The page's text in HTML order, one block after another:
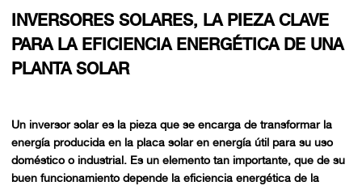
INVERSORES SOLARES, LA PIEZA CLAVE
PARA LA EFICIENCIA ENERGÉTICA DE UNA
PLANTA SOLAR
Un inversor solar es la pieza que se encarga de transformar la
energía producida en la placa solar en energía útil para su uso
doméstico o industrial. Es un elemento tan importante, que de su
buen funcionamiento depende la eficiencia energética de la